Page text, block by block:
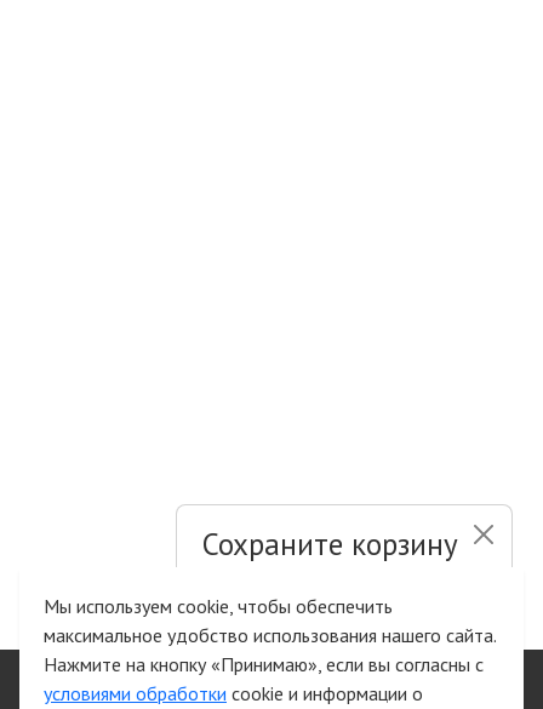
Сохраните корзину
Быстрая авторизация на сайте
Мы используем cookie, чтобы обеспечить
максимальное удобство использования нашего сайта.
Нажмите на кнопку «Принимаю», если вы согласны с
условиями обработки cookie и информации о